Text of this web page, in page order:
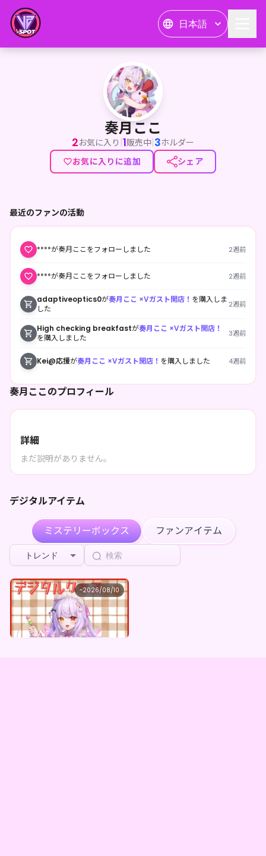
日本語
奏月ここ
奏月ここ
2お気に入り |1販売中|3ホルダー
お気に入りに追加
シェア
奏月ここのプロフィール
詳細
まだ説明がありません。
デジタルアイテム
ミステリーボックス ファンアイテム
トレンド
~2026/08/10
奏月ここ
奏月ここ ×Vガスト開店！
最低価格
¥1,100 購入はこちら
最近のファンの活動
****が奏月ここをフォローしました 2週前
****が奏月ここをフォローしました 2週前
adaptiveoptics0が奏月ここ ×Vガスト開店！ を購入しま
した
2週前
High checking breakfastが奏月ここ ×Vガスト開店！
を購入しました
3週前
Kei@応援が奏月ここ ×Vガスト開店！ を購入しました 4週前